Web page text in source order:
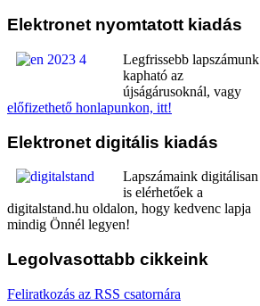
Elektronet nyomtatott kiadás
Legfrissebb lapszámunk
kapható az
újságárusoknál, vagy
előfizethető honlapunkon, itt!
Elektronet digitális kiadás
Lapszámaink digitálisan
is elérhetőek a
digitalstand.hu oldalon, hogy kedvenc lapja
mindig Önnél legyen!
Legolvasottabb cikkeink
Feliratkozás az RSS csatornára